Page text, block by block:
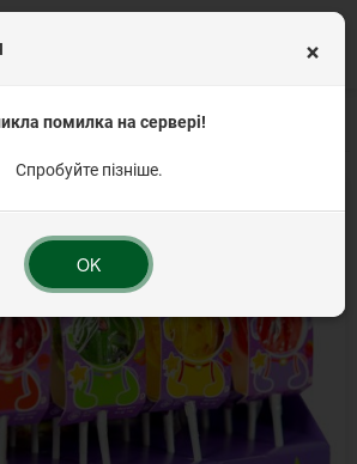
Льодяник "Космічна ягідка" (шоу-бокс)
×
помилка на сервері!
Спробуйте пізніше.
OK